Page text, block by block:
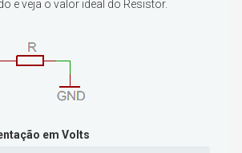
e veja o valor ideal do Resistor.
em Volts